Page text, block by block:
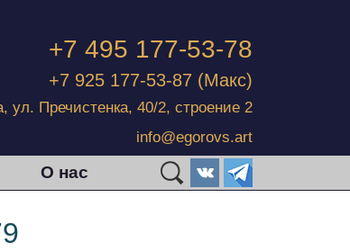
+7 495 177-53-78
+7 925 177-53-87 (Макс)
ул. Пречистенка, 40/2, строение 2
info@egorovs.art
О нас